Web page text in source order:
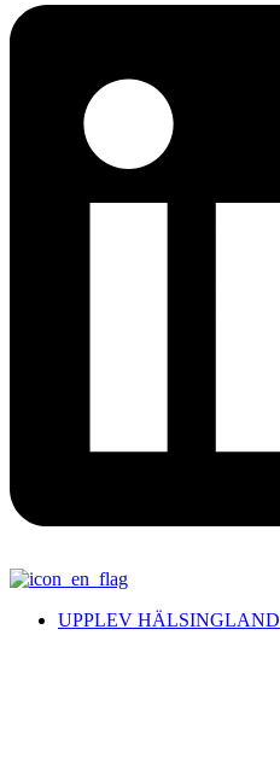
UPPLEV HÄLSINGLAND